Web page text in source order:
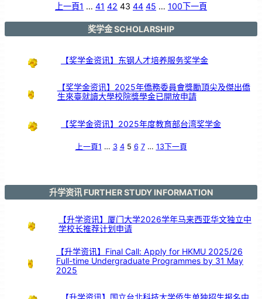
中
行
上一頁1 … 41 42 43 44 45 … 100下一頁
奖学金 SCHOLARSHIP
【奖学金资讯】东钢人才培养服务奖学金
【奖学金资讯】2025年僑務委員會獎勵頂尖及傑出僑
生來臺就讀大學校院獎學金已開放申請
【奖学金资讯】2025年度教育部台湾奖学金
上一頁1 … 3 4 5 6 7 … 13下一頁
升学资讯 FURTHER STUDY INFORMATION
【升学资讯】厦门大学2026学年马来西亚华文独立中
学校长推荐计划申请
【升学资讯】Final Call: Apply for HKMU 2025/26
Full-time Undergraduate Programmes by 31 May
2025